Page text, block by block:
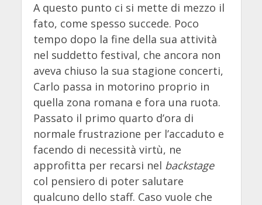
A questo punto ci si mette di mezzo il
fato, come spesso succede. Poco
tempo dopo la fine della sua attività
nel suddetto festival, che ancora non
aveva chiuso la sua stagione concerti,
Carlo passa in motorino proprio in
quella zona romana e fora una ruota.
Passato il primo quarto d’ora di
normale frustrazione per l’accaduto e
facendo di necessità virtù, ne
approfitta per recarsi nel backstage
col pensiero di poter salutare
qualcuno dello staff. Caso vuole che